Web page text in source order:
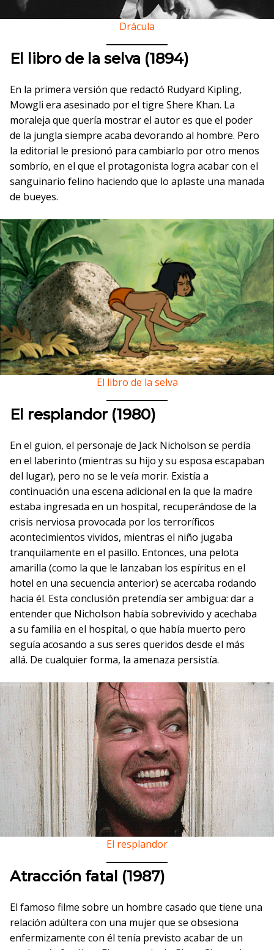
Drácula
El libro de la selva (1894)
En la primera versión que redactó Rudyard Kipling,
Mowgli era asesinado por el tigre Shere Khan. La
moraleja que quería mostrar el autor es que el poder
de la jungla siempre acaba devorando al hombre. Pero
la editorial le presionó para cambiarlo por otro menos
sombrío, en el que el protagonista logra acabar con el
sanguinario felino haciendo que lo aplaste una manada
de bueyes.
El libro de la selva
El resplandor (1980)
En el guion, el personaje de Jack Nicholson se perdía
en el laberinto (mientras su hijo y su esposa escapaban
del lugar), pero no se le veía morir. Existía a
continuación una escena adicional en la que la madre
estaba ingresada en un hospital, recuperándose de la
crisis nerviosa provocada por los terroríficos
acontecimientos vividos, mientras el niño jugaba
tranquilamente en el pasillo. Entonces, una pelota
amarilla (como la que le lanzaban los espíritus en el
hotel en una secuencia anterior) se acercaba rodando
hacia él. Esta conclusión pretendía ser ambigua: dar a
entender que Nicholson había sobrevivido y acechaba
a su familia en el hospital, o que había muerto pero
seguía acosando a sus seres queridos desde el más
allá. De cualquier forma, la amenaza persistía.
El resplandor
Atracción fatal (1987)
El famoso filme sobre un hombre casado que tiene una
relación adúltera con una mujer que se obsesiona
enfermizamente con él tenía previsto acabar de un